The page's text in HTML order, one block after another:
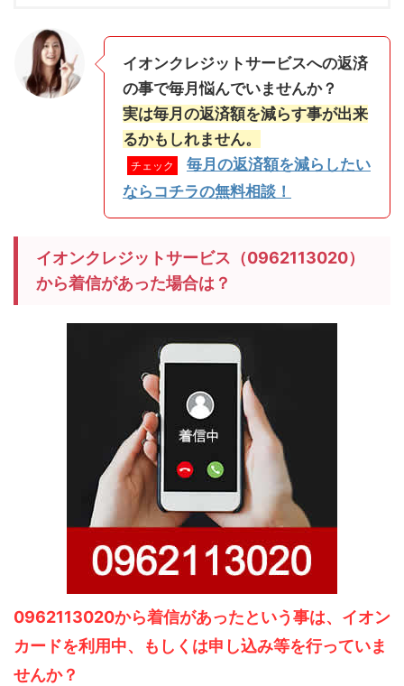
イオンクレジットサービスへの返済
の事で毎月悩んでいませんか？
実は毎月の返済額を減らす事が出来
るかもしれません。
チェック
毎月の返済額を減らしたい
ならコチラの無料相談！
イオンクレジットサービス（0962113020）
から着信があった場合は？
0962113020から着信があったという事は、イオン
カードを利用中、もしくは申し込み等を行っていま
せんか？